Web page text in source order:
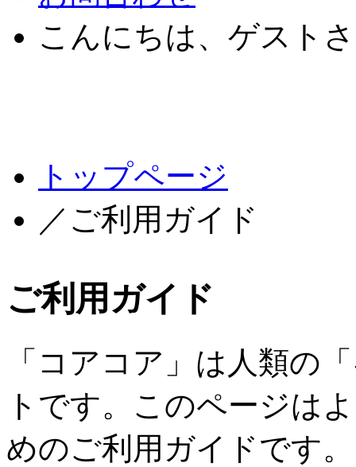
こんにちは、ゲスト
トップページ
／ご利用ガイド
ご利用ガイド
「コアコア」は人類の
トです。このページは
めのご利用ガイドです。